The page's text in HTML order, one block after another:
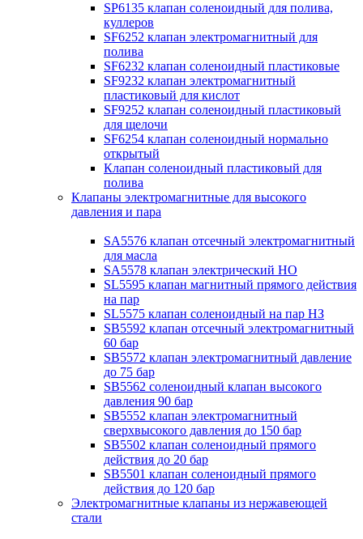
SP6135 клапан соленоидный для полива,
куллеров
SF6252 клапан электромагнитный для
полива
SF6232 клапан соленоидный пластиковые
SF9232 клапан электромагнитный
пластиковый для кислот
SF9252 клапан соленоидный пластиковый
для щелочи
SF6254 клапан соленоидный нормально
открытый
Клапан соленоидный пластиковый для
полива
Клапаны электромагнитные для высокого
давления и пара
SA5576 клапан отсечный электромагнитный
для масла
SA5578 клапан электрический НО
SL5595 клапан магнитный прямого действия
на пар
SL5575 клапан соленоидный на пар НЗ
SB5592 клапан отсечный электромагнитный
60 бар
SB5572 клапан электромагнитный давление
до 75 бар
SB5562 соленоидный клапан высокого
давления 90 бар
SB5552 клапан электромагнитный
сверхвысокого давления до 150 бар
SB5502 клапан соленоидный прямого
действия до 20 бар
SB5501 клапан соленоидный прямого
действия до 120 бар
Электромагнитные клапаны из нержавеющей
стали